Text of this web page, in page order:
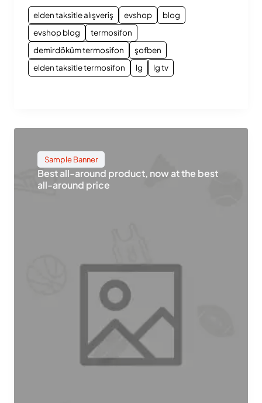
elden taksitle alışveriş evshop
blog
evshop blog
termosifon
demirdöküm termosifon
şofben
elden taksitle termosifon
lg lg tv
Sample Banner
Best all-around product, now at the best
all-around price